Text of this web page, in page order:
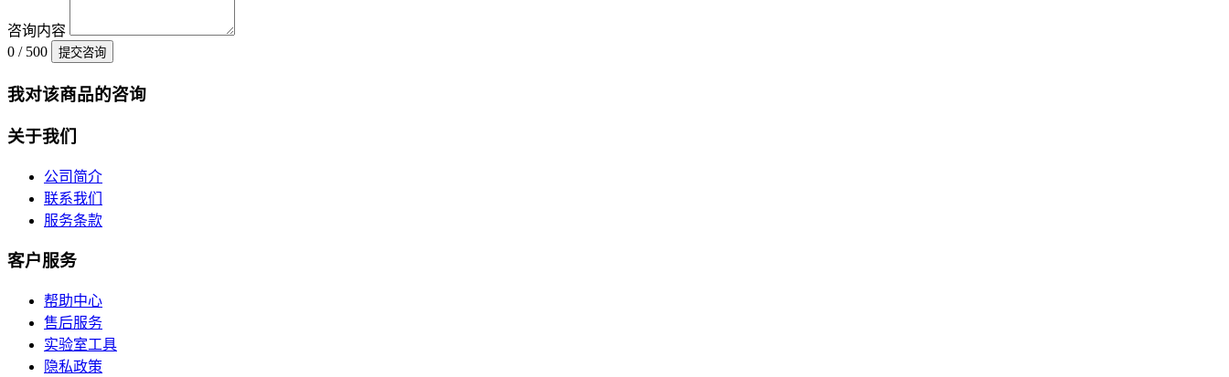
咨询内容
0 / 500
提交咨询
我对该商品的咨询
关于我们
公司简介
联系我们
服务条款
客户服务
帮助中心
售后服务
实验室工具
隐私政策